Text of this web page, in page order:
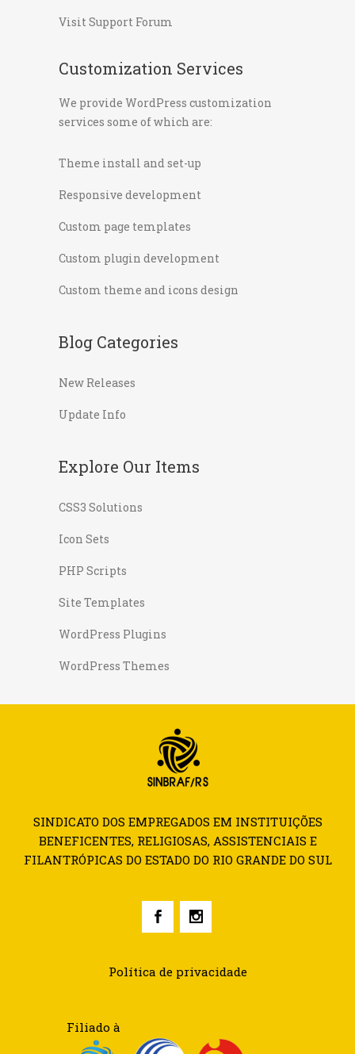
Visit Support Forum
Customization Services
We provide WordPress customization
services some of which are:
Theme install and set-up
Responsive development
Custom page templates
Custom plugin development
Custom theme and icons design
Blog Categories
New Releases
Update Info
Explore Our Items
CSS3 Solutions
Icon Sets
PHP Scripts
Site Templates
WordPress Plugins
WordPress Themes
SINDICATO DOS EMPREGADOS EM INSTITUIÇÕES
BENEFICENTES, RELIGIOSAS, ASSISTENCIAIS E
FILANTRÓPICAS DO ESTADO DO RIO GRANDE DO SUL
Política de privacidade
Filiado à